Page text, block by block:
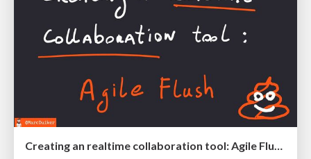
Creating an realtime collaboration tool: Agile Flush - .NET Oxford